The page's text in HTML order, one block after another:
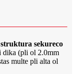
sekureco
dika (pli ol 2.0mm
multe pli alta ol